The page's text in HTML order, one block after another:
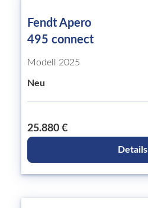
Fendt Apero
495 connect
Modell 2025
Neu
25.880 €
Details